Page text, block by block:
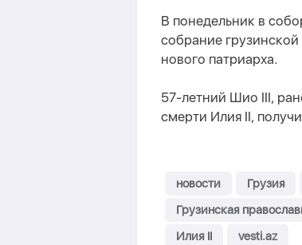
В понедельник в
собрание
нового патриарха.
57-летний Шио III,
смерти Илия II,
новости Грузия
Грузинская
Илия II
vesti.az